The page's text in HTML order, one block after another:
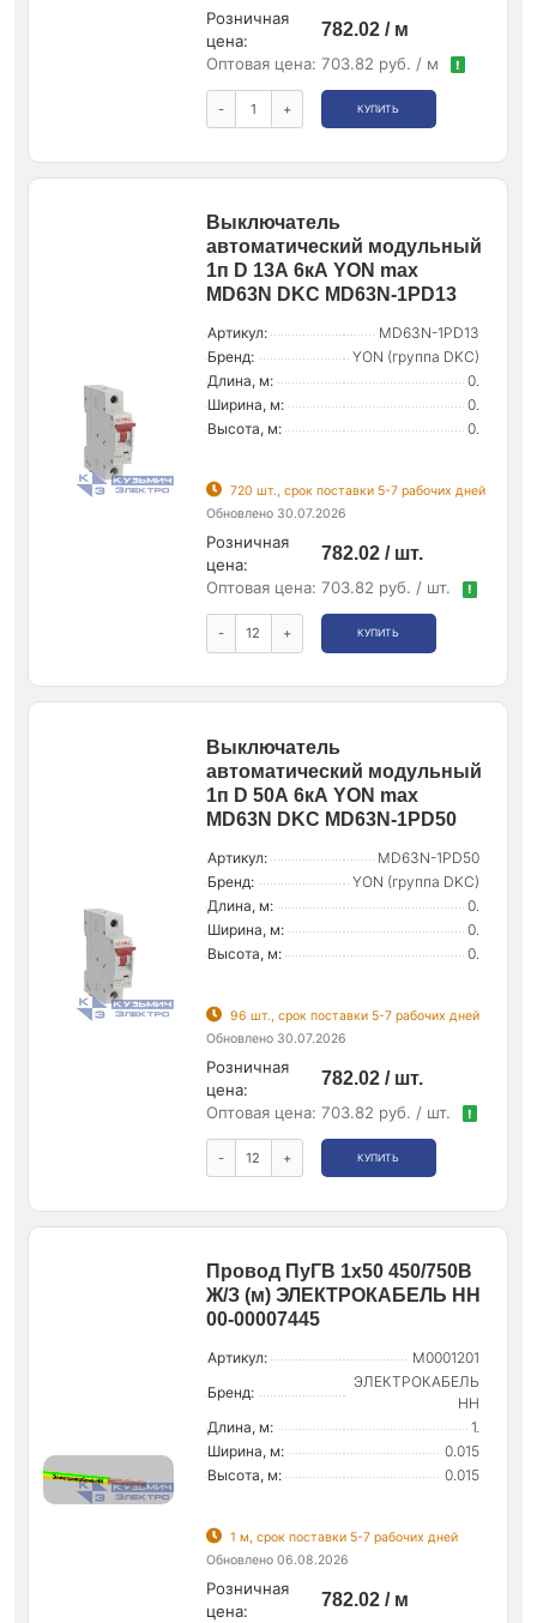
Розничная
цена:
782.02 / м
Оптовая цена: 703.82 руб. / м !
- + КУПИТЬ
Выключатель
автоматический модульный
1п D 13А 6кА YON max
MD63N DKC MD63N-1PD13
Артикул:
MD63N-1PD13
Бренд:
YON (группа DKC)
Длина, м:
0.
Ширина, м:
0.
Высота, м:
0.
720 шт., срок поставки 5-7 рабочих дней
Обновлено 30.07.2026
Розничная
цена:
782.02 / шт.
Оптовая цена: 703.82 руб. / шт. !
- + КУПИТЬ
Выключатель
автоматический модульный
1п D 50А 6кА YON max
MD63N DKC MD63N-1PD50
Артикул:
MD63N-1PD50
Бренд:
YON (группа DKC)
Длина, м:
0.
Ширина, м:
0.
Высота, м:
0.
96 шт., срок поставки 5-7 рабочих дней
Обновлено 30.07.2026
Розничная
цена:
782.02 / шт.
Оптовая цена: 703.82 руб. / шт. !
- + КУПИТЬ
Провод ПуГВ 1х50 450/750В
Ж/З (м) ЭЛЕКТРОКАБЕЛЬ НН
00-00007445
Артикул:
M0001201
Бренд:
ЭЛЕКТРОКАБЕЛЬ
НН
Длина, м:
1.
Ширина, м:
0.015
Высота, м:
0.015
1 м, срок поставки 5-7 рабочих дней
Обновлено 06.08.2026
Розничная
цена:
782.02 / м